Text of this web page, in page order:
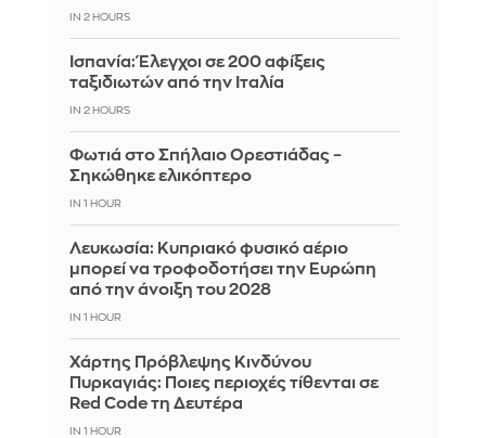
IN 2 HOURS
Ισπανία: Έλεγχοι σε 200 αφίξεις
ταξιδιωτών από την Ιταλία
IN 2 HOURS
Φωτιά στο Σπήλαιο Ορεστιάδας –
Σηκώθηκε ελικόπτερο
IN 1 HOUR
Λευκωσία: Κυπριακό φυσικό αέριο
μπορεί να τροφοδοτήσει την Ευρώπη
από την άνοιξη του 2028
IN 1 HOUR
Χάρτης Πρόβλεψης Κινδύνου
Πυρκαγιάς: Ποιες περιοχές τίθενται σε
Red Code τη Δευτέρα
IN 1 HOUR